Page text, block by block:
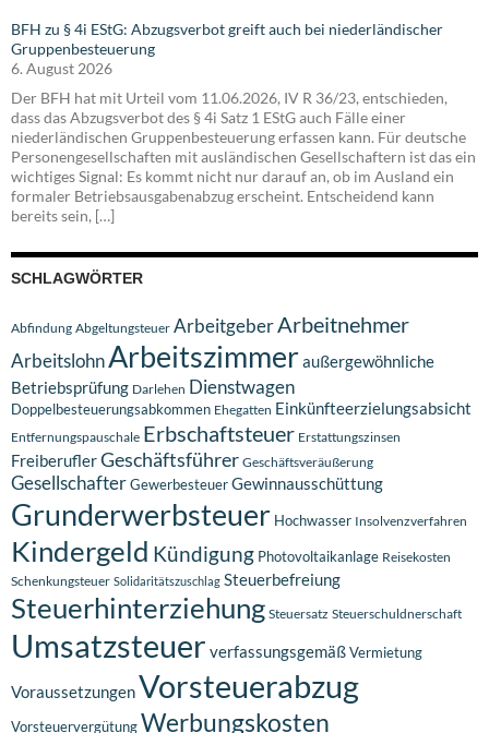
BFH zu § 4i EStG: Abzugsverbot greift auch bei niederländischer
Gruppenbesteuerung
6. August 2026
Der BFH hat mit Urteil vom 11.06.2026, IV R 36/23, entschieden,
dass das Abzugsverbot des § 4i Satz 1 EStG auch Fälle einer
niederländischen Gruppenbesteuerung erfassen kann. Für deutsche
Personengesellschaften mit ausländischen Gesellschaftern ist das ein
wichtiges Signal: Es kommt nicht nur darauf an, ob im Ausland ein
formaler Betriebsausgabenabzug erscheint. Entscheidend kann
bereits sein, […]
SCHLAGWÖRTER
Abfindung Abgeltungsteuer ArbeitgeberArbeitnehmer
ArbeitslohnArbeitszimmeraußergewöhnliche
Betriebsprüfung Darlehen Dienstwagen
Doppelbesteuerungsabkommen Ehegatten Einkünfteerzielungsabsicht
Entfernungspauschale Erbschaftsteuer Erstattungszinsen
FreiberuflerGeschäftsführer Geschäftsveräußerung
GesellschafterGewerbesteuerGewinnausschüttung
Grunderwerbsteuer Hochwasser Insolvenzverfahren
Kindergeld Kündigung Photovoltaikanlage Reisekosten
Schenkungsteuer Solidaritätszuschlag Steuerbefreiung
Steuerhinterziehung Steuersatz Steuerschuldnerschaft
Umsatzsteuer verfassungsgemäßVermietung
VoraussetzungenVorsteuerabzug
VorsteuervergütungWerbungskosten